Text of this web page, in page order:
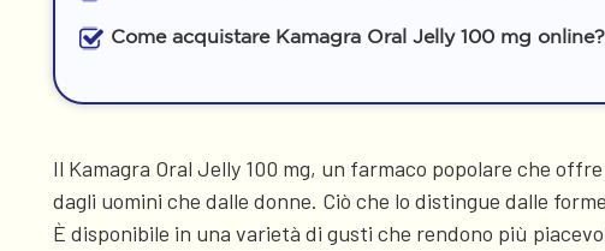
Come acquistare Kamagra Oral Jelly 100 mg online?
Il Kamagra Oral Jelly 100 mg, un farmaco popolare che
dagli uomini che dalle donne. Ciò che lo distingue dalle
È disponibile in una varietà di gusti che rendono più